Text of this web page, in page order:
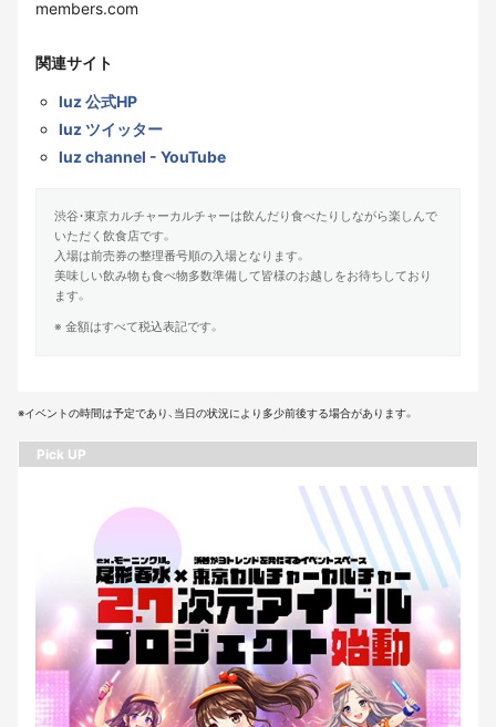
members.com
関連サイト
luz 公式HP
luz ツイッター
luz channel - YouTube
渋谷・東京カルチャーカルチャーは飲んだり食べたりしながら楽しんで
いただく飲食店です。
入場は前売券の整理番号順の入場となります。
美味しい飲み物も食べ物多数準備して皆様のお越しをお待ちしており
ます。
※ 金額はすべて税込表記です。
※イベントの時間は予定であり、当日の状況により多少前後する場合があります。
Pick UP